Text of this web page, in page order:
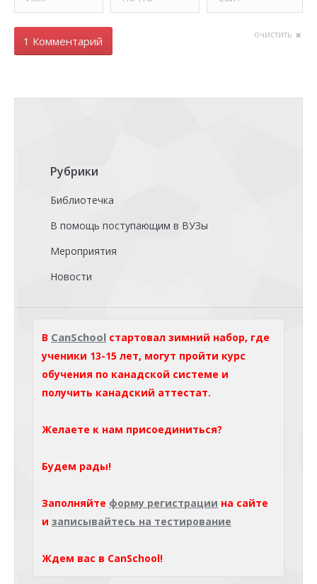
очистить
1 Комментарий
Рубрики
Библиотечка
В помощь поступающим в ВУЗы
Мероприятия
Новости
В CanSchool стартовал зимний набор, где
ученики 13-15 лет, могут пройти курс
обучения по канадской системе и
получить канадский аттестат.
Желаете к нам присоединиться?
Будем рады!
Заполняйте форму регистрации на сайте
и записывайтесь на тестирование
Ждем вас в CanSchool!